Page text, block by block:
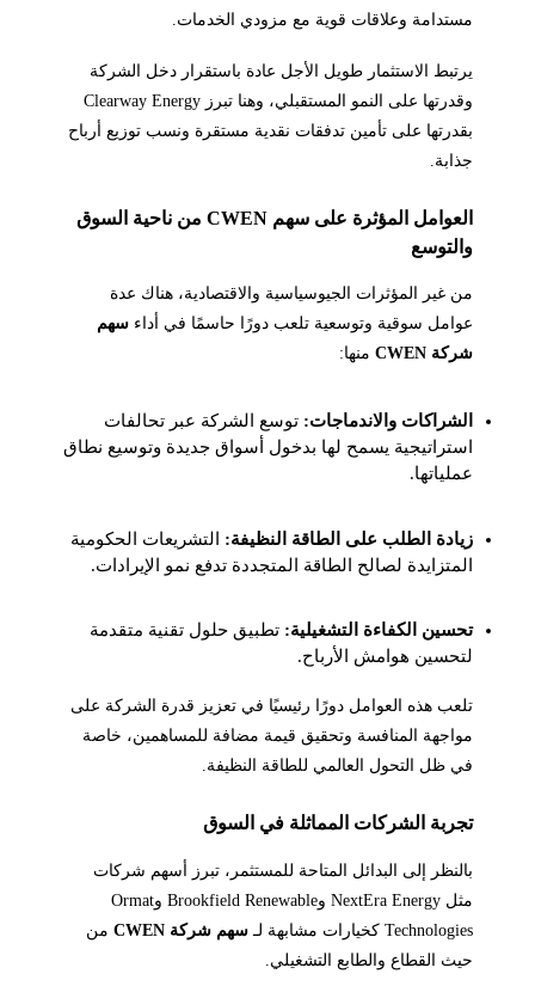
مستدامة وعلاقات قوية مع مزودي الخدمات.
يرتبط الاستثمار طويل الأجل عادة باستقرار دخل الشركة
وقدرتها على النمو المستقبلي، وهنا تبرز Clearway Energy
بقدرتها على تأمين تدفقات نقدية مستقرة ونسب توزيع أرباح
جذابة.
العوامل المؤثرة على سهم CWEN من ناحية السوق
والتوسع
من غير المؤثرات الجيوسياسية والاقتصادية، هناك عدة
عوامل سوقية وتوسعية تلعب دورًا حاسمًا في أداء سهم
شركة CWEN
منها:
الشراكات والاندماجات:توسع الشركة عبر تحالفات
استراتيجية يسمح لها بدخول أسواق جديدة وتوسيع نطاق
عملياتها.
زيادة الطلب على الطاقة النظيفة:التشريعات الحكومية
المتزايدة لصالح الطاقة المتجددة تدفع نمو الإيرادات.
تحسين الكفاءة التشغيلية:تطبيق حلول تقنية متقدمة
لتحسين هوامش الأرباح.
تلعب هذه العوامل دورًا رئيسيًا في تعزيز قدرة الشركة على
مواجهة المنافسة وتحقيق قيمة مضافة للمساهمين، خاصة
في ظل التحول العالمي للطاقة النظيفة.
تجربة الشركات المماثلة في السوق
بالنظر إلى البدائل المتاحة للمستثمر، تبرز أسهم شركات
مثل NextEra Energy وBrookfield Renewable وOrmat
Technologies كخيارات مشابهة لـ
سهم شركة CWEN
من
حيث القطاع والطابع التشغيلي.